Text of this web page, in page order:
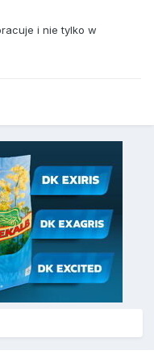
i nie tylko w